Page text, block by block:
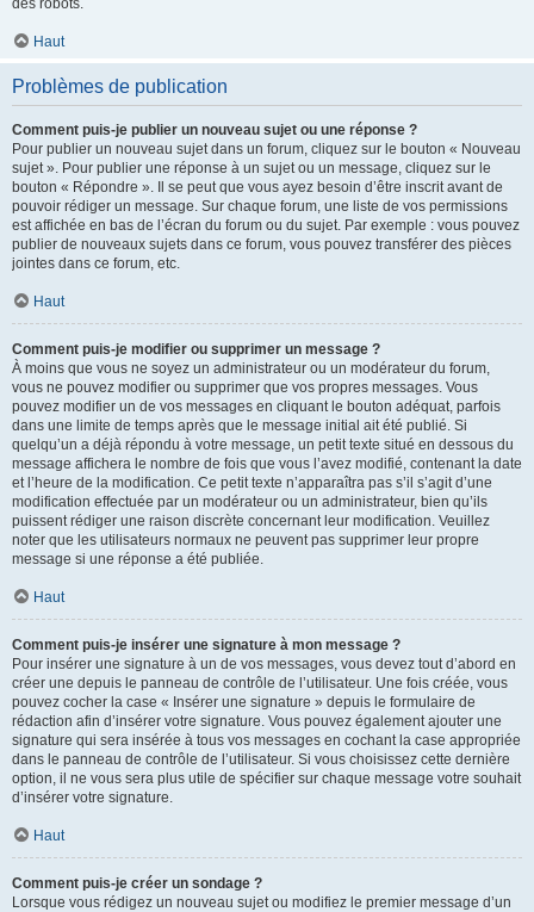
des robots.
Haut
Problèmes de publication
Comment puis-je publier un nouveau sujet ou une réponse ?
Pour publier un nouveau sujet dans un forum, cliquez sur le bouton « Nouveau
sujet ». Pour publier une réponse à un sujet ou un message, cliquez sur le
bouton « Répondre ». Il se peut que vous ayez besoin d’être inscrit avant de
pouvoir rédiger un message. Sur chaque forum, une liste de vos permissions
est affichée en bas de l’écran du forum ou du sujet. Par exemple : vous pouvez
publier de nouveaux sujets dans ce forum, vous pouvez transférer des pièces
jointes dans ce forum, etc.
Haut
Comment puis-je modifier ou supprimer un message ?
À moins que vous ne soyez un administrateur ou un modérateur du forum,
vous ne pouvez modifier ou supprimer que vos propres messages. Vous
pouvez modifier un de vos messages en cliquant le bouton adéquat, parfois
dans une limite de temps après que le message initial ait été publié. Si
quelqu’un a déjà répondu à votre message, un petit texte situé en dessous du
message affichera le nombre de fois que vous l’avez modifié, contenant la date
et l’heure de la modification. Ce petit texte n’apparaîtra pas s’il s’agit d’une
modification effectuée par un modérateur ou un administrateur, bien qu’ils
puissent rédiger une raison discrète concernant leur modification. Veuillez
noter que les utilisateurs normaux ne peuvent pas supprimer leur propre
message si une réponse a été publiée.
Haut
Comment puis-je insérer une signature à mon message ?
Pour insérer une signature à un de vos messages, vous devez tout d’abord en
créer une depuis le panneau de contrôle de l’utilisateur. Une fois créée, vous
pouvez cocher la case « Insérer une signature » depuis le formulaire de
rédaction afin d’insérer votre signature. Vous pouvez également ajouter une
signature qui sera insérée à tous vos messages en cochant la case appropriée
dans le panneau de contrôle de l’utilisateur. Si vous choisissez cette dernière
option, il ne vous sera plus utile de spécifier sur chaque message votre souhait
d’insérer votre signature.
Haut
Comment puis-je créer un sondage ?
Lorsque vous rédigez un nouveau sujet ou modifiez le premier message d’un